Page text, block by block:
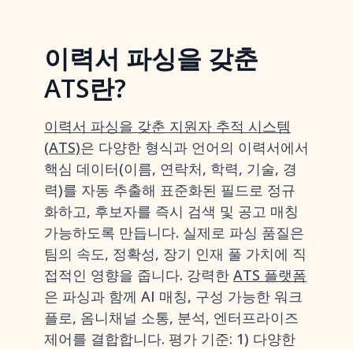
이력서 파싱을 갖춘
ATS란?
이력서 파싱을 갖춘 지원자 추적 시스템
(ATS)은 다양한 형식과 언어의 이력서에서
핵심 데이터(이름, 연락처, 학력, 기술, 경
력)를 자동 추출해 표준화된 필드로 정규
화하고, 후보자를 즉시 검색 및 공고 매칭
가능하도록 만듭니다. 실제로 파싱 품질은
팀의 속도, 정확성, 장기 인재 풀 가치에 직
접적인 영향을 줍니다. 강력한 ATS 플랫폼
은 파싱과 함께 AI 매칭, 구성 가능한 워크
플로, 옴니채널 소통, 분석, 엔터프라이즈
제어를 결합합니다. 평가 기준: 1) 다양한